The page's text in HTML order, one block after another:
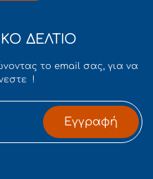
ΔΕΛΤΙΟ
το email σας, για να
!
Εγγραφή